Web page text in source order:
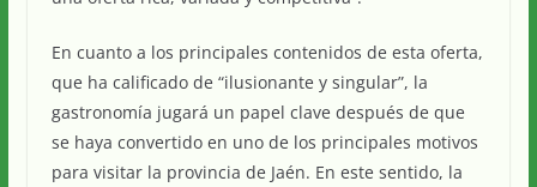
En cuanto a los principales contenidos de esta oferta,
que ha calificado de “ilusionante y singular”, la
gastronomía jugará un papel clave después de que
se haya convertido en uno de los principales motivos
para visitar la provincia de Jaén. En este sentido, la